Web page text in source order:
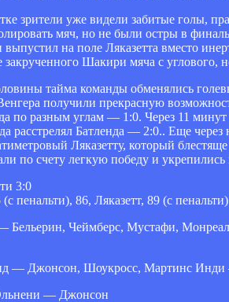
зрители уже видели забитые голы,
мяч, но не были остры в
выпустил на поле Ляказетта вместо
закрученного Шакири мяча с углового,
тайма команды обменялись
получили прекрасную
по разным углам — 1:0. Через 11
расстрелял Батленда — 2:0.. Еще
Ляказетту, который
по счету легкую победу и
3:0
пенальти), 86, Ляказетт, 89 (с пенальти)
Бельерин, Чеймберс, Мустафи,
— Джонсон, Шоукросс, Мартинс
— Джонсон